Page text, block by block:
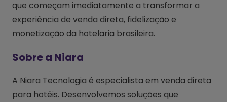
que começam imediatamente a transformar a
experiência de venda direta, fidelização e
monetização da hotelaria brasileira.
Sobre a Niara
A Niara Tecnologia é especialista em venda direta
para hotéis. Desenvolvemos soluções que